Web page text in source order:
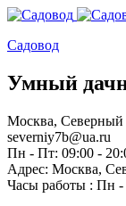
Садовод
Умный
Москва, Северный
severniy7b@ua.ru
Пн - Пт: 09:00 -
Адрес: Москва,
Часы работы : Пн -